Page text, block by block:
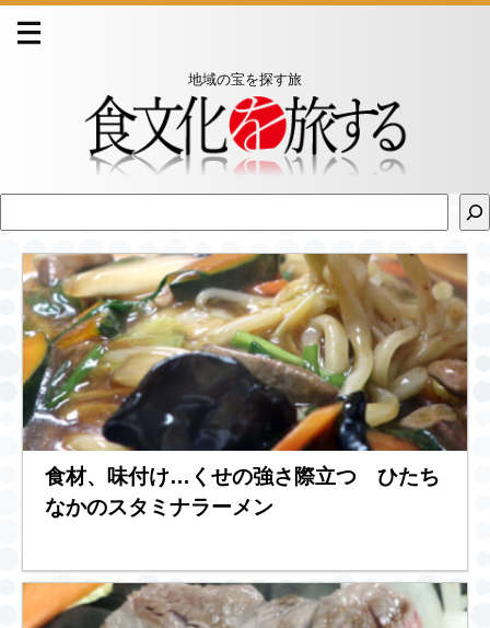
地域の宝を探す旅
食材、味付け…くせの強さ際立つ ひたち
なかのスタミナラーメン